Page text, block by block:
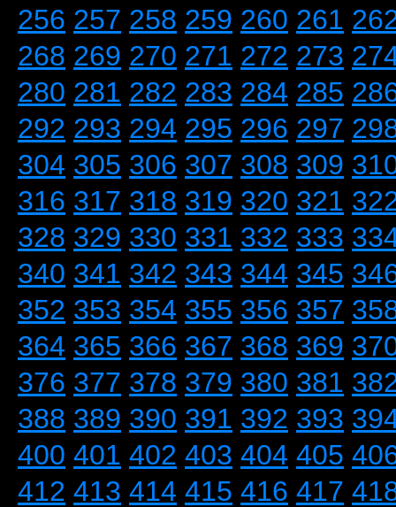
256 257 258 259 260 261
268 269 270 271 272 273
280 281 282 283 284 285
292 293 294 295 296 297
304 305 306 307 308 309
316 317 318 319 320 321
328 329 330 331 332 333
340 341 342 343 344 345
352 353 354 355 356 357
364 365 366 367 368 369
376 377 378 379 380 381
388 389 390 391 392 393
400 401 402 403 404 405
412 413 414 415 416 417